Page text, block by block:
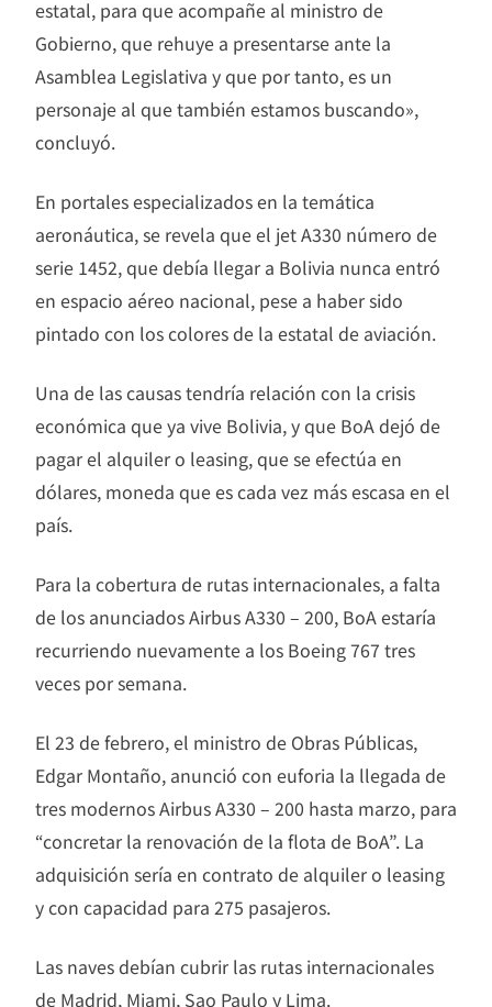
estatal, para que acompañe al ministro de
Gobierno, que rehuye a presentarse ante la
Asamblea Legislativa y que por tanto, es un
personaje al que también estamos buscando»,
concluyó.
En portales especializados en la temática
aeronáutica, se revela que el jet A330 número de
serie 1452, que debía llegar a Bolivia nunca entró
en espacio aéreo nacional, pese a haber sido
pintado con los colores de la estatal de aviación.
Una de las causas tendría relación con la crisis
económica que ya vive Bolivia, y que BoA dejó de
pagar el alquiler o leasing, que se efectúa en
dólares, moneda que es cada vez más escasa en el
país.
Para la cobertura de rutas internacionales, a falta
de los anunciados Airbus A330 – 200, BoA estaría
recurriendo nuevamente a los Boeing 767 tres
veces por semana.
El 23 de febrero, el ministro de Obras Públicas,
Edgar Montaño, anunció con euforia la llegada de
tres modernos Airbus A330 – 200 hasta marzo, para
“concretar la renovación de la flota de BoA”. La
adquisición sería en contrato de alquiler o leasing
y con capacidad para 275 pasajeros.
Las naves debían cubrir las rutas internacionales
de Madrid, Miami, Sao Paulo y Lima.